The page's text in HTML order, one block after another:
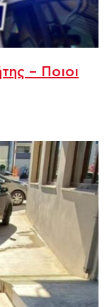
– Ποιοι